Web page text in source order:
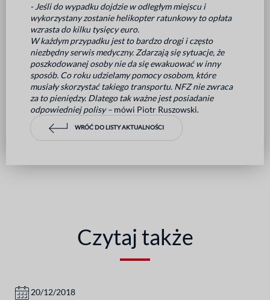
- Jeśli do wypadku dojdzie w odległym miejscu i
wykorzystany zostanie helikopter ratunkowy to opłata
wzrasta do kilku tysięcy euro.
W każdym przypadku jest to bardzo drogi i często
niezbędny serwis medyczny. Zdarzają się sytuacje, że
poszkodowanej osoby nie da się ewakuować w inny
sposób. Co roku udzielamy pomocy osobom, które
musiały skorzystać takiego transportu. NFZ nie zwraca
za to pieniędzy. Dlatego tak ważne jest posiadanie
odpowiedniej polisy – mówi Piotr Ruszowski.
WRÓĆ DO LISTY AKTUALNOŚCI
Czytaj także
20/12/2018